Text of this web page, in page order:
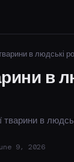
в людські
в
тварини в
9, 2026